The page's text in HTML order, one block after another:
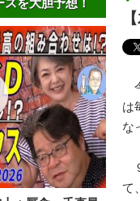
は
な
て
スを大胆予想！